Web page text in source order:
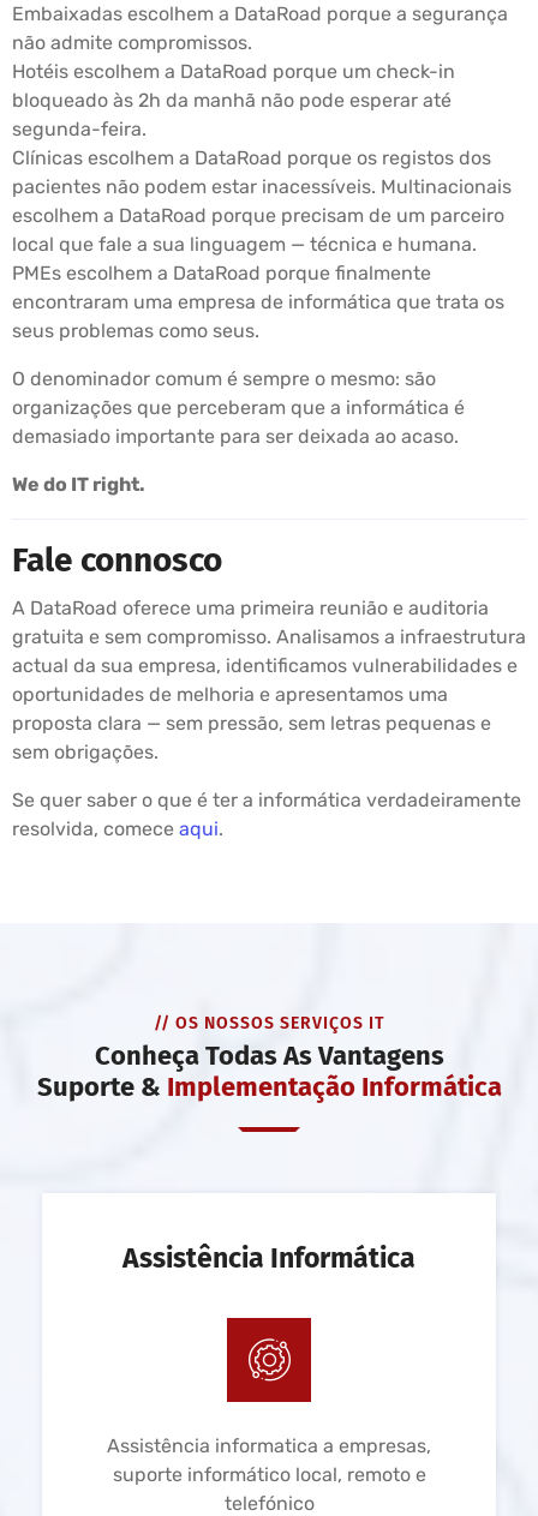
Embaixadas escolhem a DataRoad porque a segurança
não admite compromissos.
Hotéis escolhem a DataRoad porque um check-in
bloqueado às 2h da manhã não pode esperar até
segunda-feira.
Clínicas escolhem a DataRoad porque os registos dos
pacientes não podem estar inacessíveis. Multinacionais
escolhem a DataRoad porque precisam de um parceiro
local que fale a sua linguagem — técnica e humana.
PMEs escolhem a DataRoad porque finalmente
encontraram uma empresa de informática que trata os
seus problemas como seus.
O denominador comum é sempre o mesmo: são
organizações que perceberam que a informática é
demasiado importante para ser deixada ao acaso.
We do IT right.
Fale connosco
A DataRoad oferece uma primeira reunião e auditoria
gratuita e sem compromisso. Analisamos a infraestrutura
actual da sua empresa, identificamos vulnerabilidades e
oportunidades de melhoria e apresentamos uma
proposta clara — sem pressão, sem letras pequenas e
sem obrigações.
Se quer saber o que é ter a informática verdadeiramente
resolvida, comece aqui.
// OS NOSSOS SERVIÇOS IT
Conheça Todas As Vantagens
Suporte & Implementação Informática
Assistência Informática
Assistência informatica a empresas,
suporte informático local, remoto e
telefónico